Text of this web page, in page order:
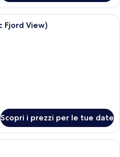
Una camera d'albergo con un letto
Fjord View)
Scopri i prezzi per le tue date
Una camera d'albergo con un letto